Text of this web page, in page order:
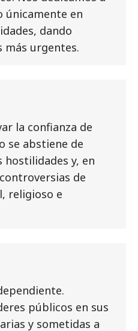
en
dando
más urgentes.
la confianza de
se abstiene de
y, en
de
religioso e
públicos en sus
y sometidas a